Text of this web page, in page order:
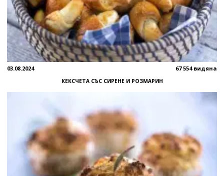
03.08.2024 67 554 видяна
КЕКСЧЕТА СЪС СИРЕНЕ И РОЗМАРИН